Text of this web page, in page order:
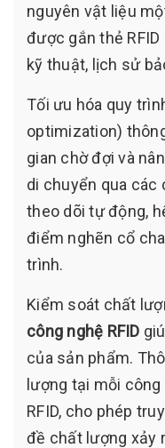
nguyên vật liệu
được gắn thẻ
kỹ thuật, lịch sử
Tối ưu hóa quy
optimization)
gian chờ đợi và
di chuyển qua
theo dõi tự động,
điểm nghẽn cổ
trình.
Kiểm soát chất
công nghệ RFID
của sản phẩm.
lượng tại mỗi
RFID, cho phép
đề chất lượng xảy